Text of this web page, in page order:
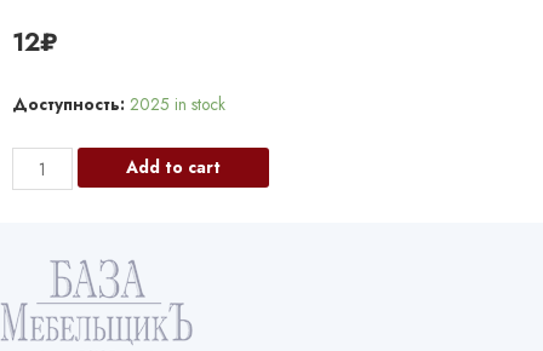
12₽
Доступность: 2025 in stock
3935
Уголок
quantity
Add to cart